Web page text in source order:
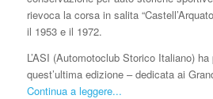
rievoca la corsa in salita
il 1953 e il 1972.
L’ASI (Automotoclub Storico Italiano)
quest’ultima edizione – dedicata ai
Continua a leggere...